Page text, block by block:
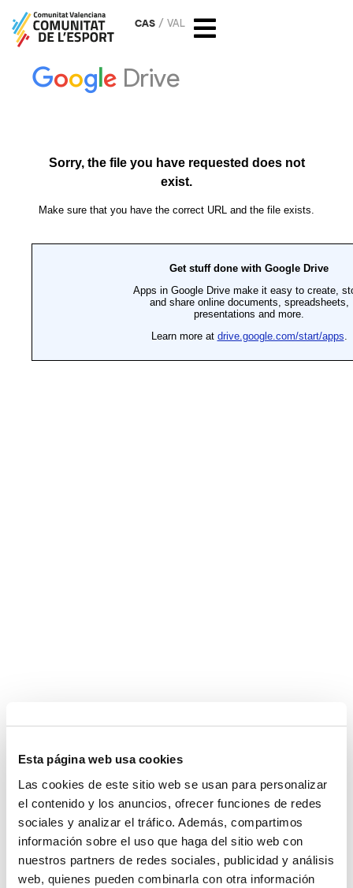
Esta página web usa cookies
Las cookies de este sitio web se usan para personalizar
el contenido y los anuncios, ofrecer funciones de redes
sociales y analizar el tráfico. Además, compartimos
información sobre el uso que haga del sitio web con
nuestros partners de redes sociales, publicidad y análisis
web, quienes pueden combinarla con otra información
CAS VAL